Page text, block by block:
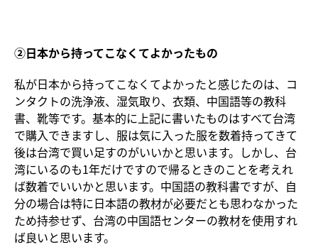
②日本から持ってこなくてよかったもの
私が日本から持ってこなくてよかったと感じたのは、コ
ンタクトの洗浄液、湿気取り、衣類、中国語等の教科
書、靴等です。基本的に上記に書いたものはすべて台湾
で購入できますし、服は気に入った服を数着持ってきて
後は台湾で買い足すのがいいかと思います。しかし、台
湾にいるのも1年だけですので帰るときのことを考えれ
ば数着でいいかと思います。中国語の教科書ですが、自
分の場合は特に日本語の教材が必要だとも思わなかった
ため持参せず、台湾の中国語センターの教材を使用すれ
ば良いと思います。